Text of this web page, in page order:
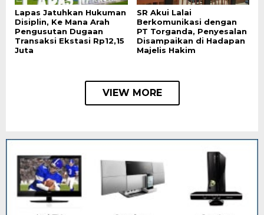
Lapas Jatuhkan Hukuman
Disiplin, Ke Mana Arah
Pengusutan Dugaan
Transaksi Ekstasi Rp12,15
Juta
SR Akui Lalai
Berkomunikasi dengan
PT Torganda, Penyesalan
Disampaikan di Hadapan
Majelis Hakim
VIEW MORE